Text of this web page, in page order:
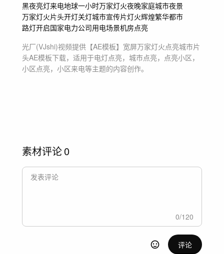
黑夜亮灯来电地球一小时万家灯火夜晚家庭城市夜景
万家灯火片头开灯关灯城市宣传片灯火辉煌繁华都市
路灯开启国家电力公司用电场景机房点亮
光厂(VJshi)视频提供 【AE模板】宽屏万家灯火点亮城市片
头AE模板下载，适用于电灯点亮，城市点亮，点亮小区，
小区点亮，小区来电等主题的内容创作。
素材评论0
0/120
评论